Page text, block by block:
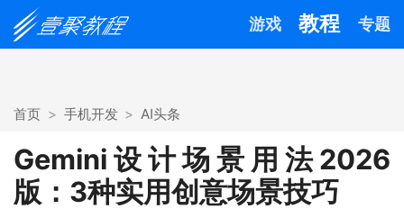
游戏 教程 专题
首页 手机开发 AI头条
Gemini设计场景用法2026
版：3种实用创意场景技巧